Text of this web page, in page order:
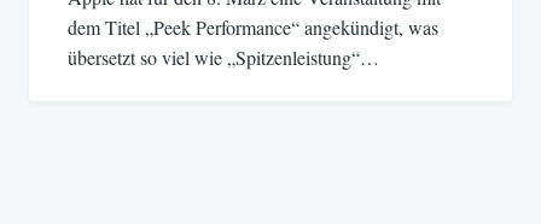
dem Titel „Peek Performance“ angekündigt, was
übersetzt so viel wie „Spitzenleistung“…